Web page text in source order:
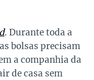
. Durante toda a
bolsas precisam
a companhia da
de casa sem